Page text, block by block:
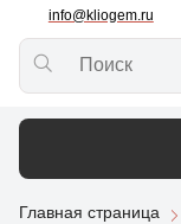
info@kliogem.ru
Главная страница